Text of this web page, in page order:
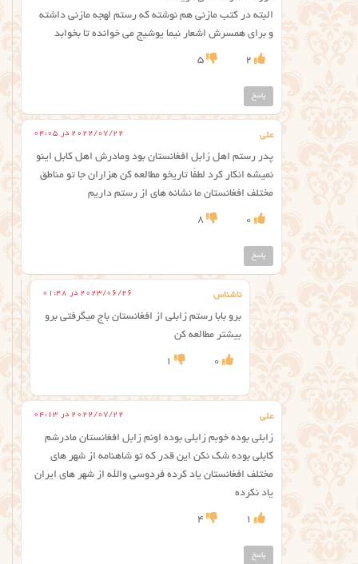
البته در کتب مازنی هم نوشته که رستم لهجه مازنی داشته
و برای همسرش اشعار نیما یوشیج می خوانده تا بخوابد
2
5
پاسخ
علي 2022/07/22 در 04:05
پدر رستم اهل زابل افغانستان بود ومادرش اهل كابل اينو
نميشه انكار كرد لطفًا تاريخو مطالعه كن هزاران جا تو مناطق
مختلف افغانستان ما نشانه هاي از رستم داريم
0
8
پاسخ
ناشناس 2023/06/26 در 01:48
برو بابا رستم زابلی از افغانستان باج میگرفتی برو
بیشتر مطالعه کن
0
1
علي 2022/07/22 در 04:13
زابلي بوده خوبم زابلي بوده اونم زابل افغانستان مادرشم
كابلي بوده شك نكن اين قدر كه تو شاهنامه از شهر هاي
مختلف افغانستان ياد كرده فردوسي والله از شهر هاي ايران
ياد نكرده
1
4
پاسخ